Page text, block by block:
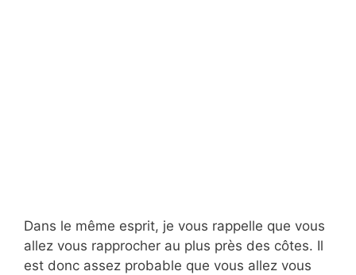
Dans le même esprit, je vous rappelle que vous
allez vous rapprocher au plus près des côtes. Il
est donc assez probable que vous allez vous